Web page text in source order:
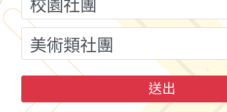
桃「我的減碳存摺2.0
案，詳如說明，請參閱
2026年新北亞洲盃暨
鐵人三項錦標賽
桃園市115學年度學生
「2026年『王牌愛／
運動系列徵選頒獎典禮
2026城鎮韌性防空演習
送出